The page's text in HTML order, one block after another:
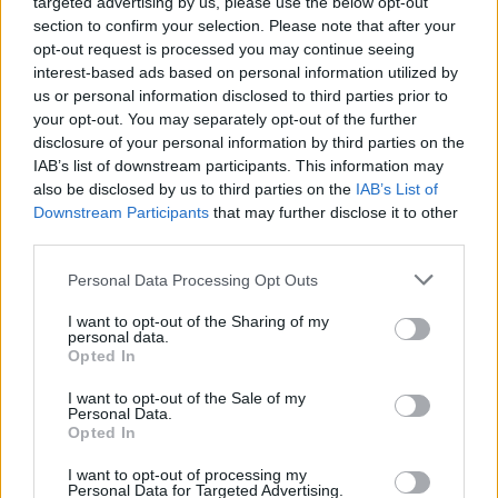
section to confirm your selection. Please note that after your
opt-out request is processed you may continue seeing
interest-based ads based on personal information utilized by
us or personal information disclosed to third parties prior to
your opt-out. You may separately opt-out of the further
disclosure of your personal information by third parties on the
IAB’s list of downstream participants. This information may
also be disclosed by us to third parties on the IAB’s List of
Downstream Participants that may further disclose it to other
Personal Data Processing Opt Outs
I want to opt-out of the Sharing of my
personal data.
Opted In
I want to opt-out of the Sale of my
Personal Data.
Opted In
I want to opt-out of processing my
Personal Data for Targeted Advertising.
ΣΤΗΝ ΙΔΙΑ ΚΑΤΗΓΟΡΙΑ
Ουκρανία: Βίντεο σοκ με
19χρονο να οδηγείται με τη βία
για επιστράτευση ‑ Τι είναι το
«busification»
ΣΉΜΕΡΑ
Βίντεο που φέρεται να δείχνει βίαιη
«busification».
Ουκρανία: Βίντεο σοκ με
«busification»
μεταφορά άνδρα για στρατιωτική
επιστράτευση στην Ουκρανία